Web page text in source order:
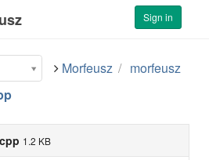
Sign in
Morfeusz
morfeusz
1.2 KB